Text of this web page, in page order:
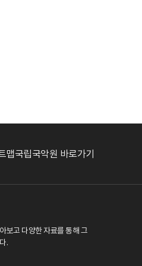
맵국립국악원 바로가기
보고 다양한 자료를 통해 그
.